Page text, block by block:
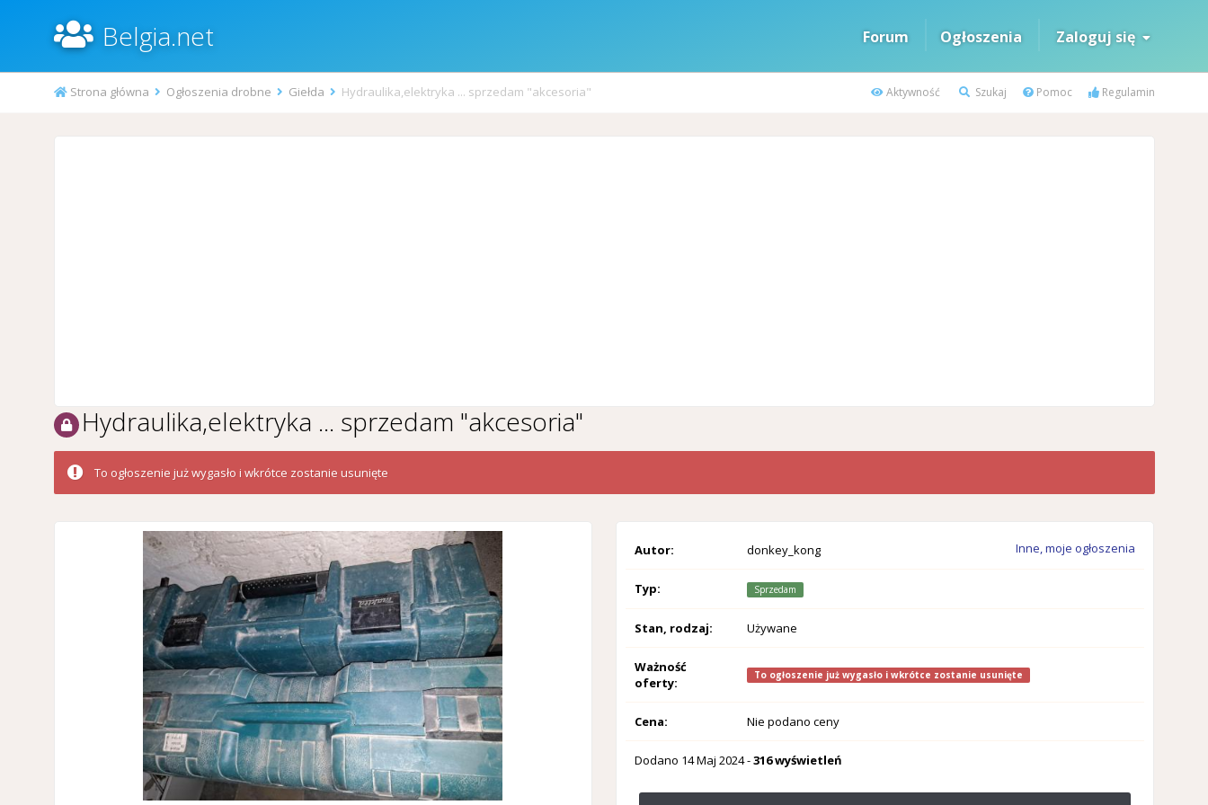
Belgia.net Forum Ogłoszenia Zaloguj się
Aktywność Szukaj Pomoc Regulamin
Strona główna Ogłoszenia drobne Giełda Hydraulika,elektryka ... sprzedam "akcesoria"
Hydraulika,elektryka ... sprzedam "akcesoria"
To ogłoszenie już wygasło i wkrótce zostanie usunięte
Autor: donkey_kong Inne, moje ogłoszenia
Typ: Sprzedam
Stan, rodzaj: Używane
Ważność
oferty:
To ogłoszenie już wygasło i wkrótce zostanie usunięte
Cena: Nie podano ceny
Dodano 14 Maj 2024-316 wyświetleń